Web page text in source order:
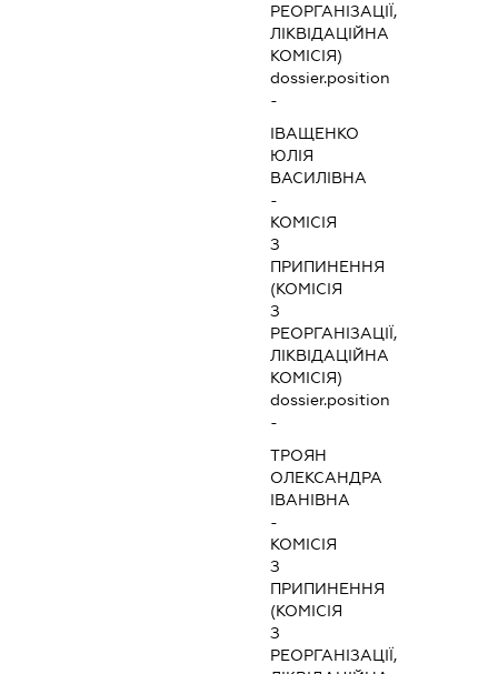
РЕОРГАНІЗАЦІЇ,
ЛІКВІДАЦІЙНА
КОМІСІЯ)
dossier.position
-
ІВАЩЕНКО
ЮЛІЯ
ВАСИЛІВНА
-
КОМІСІЯ
З
ПРИПИНЕННЯ
(КОМІСІЯ
З
РЕОРГАНІЗАЦІЇ,
ЛІКВІДАЦІЙНА
КОМІСІЯ)
dossier.position
-
ТРОЯН
ОЛЕКСАНДРА
ІВАНІВНА
-
КОМІСІЯ
З
ПРИПИНЕННЯ
(КОМІСІЯ
З
РЕОРГАНІЗАЦІЇ,